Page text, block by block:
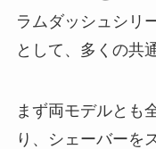
ラムダッシュシリ
として、多くの共
まず両モデルとも
り、シェーバーを